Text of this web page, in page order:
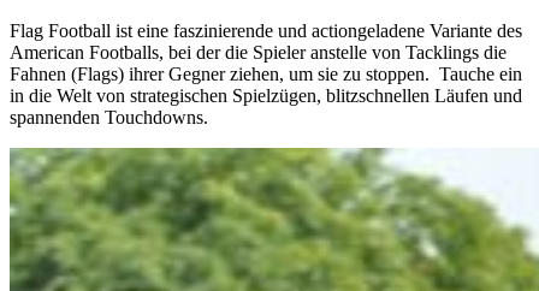
Flag Football ist eine faszinierende und actiongeladene Variante des
American Footballs, bei der die Spieler anstelle von Tacklings die
Fahnen (Flags) ihrer Gegner ziehen, um sie zu stoppen. Tauche ein
in die Welt von strategischen Spielzügen, blitzschnellen Läufen und
spannenden Touchdowns.